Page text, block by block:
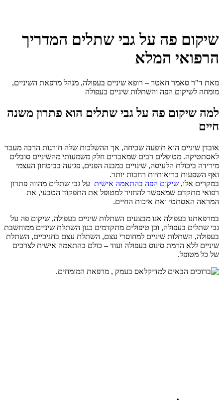
שיקום פה על גבי שתלים המדריך
הרפואי המלא
מאת ד"ר סאמר חאטר – רופא שיניים בעפולה, מנהל מרפאת השיניים,
מומחה לשיקום הפה והשתלות שיניים בעפולה
למה שיקום פה על גבי שתלים הוא פתרון משנה
חיים
אובדן שיניים הוא תופעה שכיחה, אך ההשלכות שלה חורגות הרבה מעבר
לאסתטיקה. מטופלים רבים שמאבדים חלק משמעותי מהשיניים סובלים
מירידה ביכולת הלעיסה, שינויים במבנה הפנים, פגיעה בביטחון העצמי
ואף השפעות בריאותיות רחבות יותר.
במקרים אלו, שיקום הפה בהתאמה אישית על גבי שתלים מהווה פתרון
רפואי מתקדם שמאפשר להחזיר למטופל את התפקוד הטבעי, את
המראה האסתטי ואת איכות החיים.
במרפאתנו בעפולה אנו מבצעים השתלות שיניים בעפולה, שיקום פה על
גבי שתלים בעפולה, וכן טיפולים מתקדמים כגון השתלת שיניים ממוחשבת
בעפולה, השתלות שיניים למחוסרי עצם, השתלת עצם בחניכיים, השתלת
שיניים ללא הרמת סינוס בעפולה ועוד – כולם בהתאמה אישית לצרכים
של כל מטופל.